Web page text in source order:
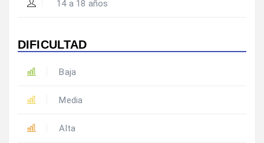
14 a 18 años
DIFICULTAD
Baja
Media
Alta